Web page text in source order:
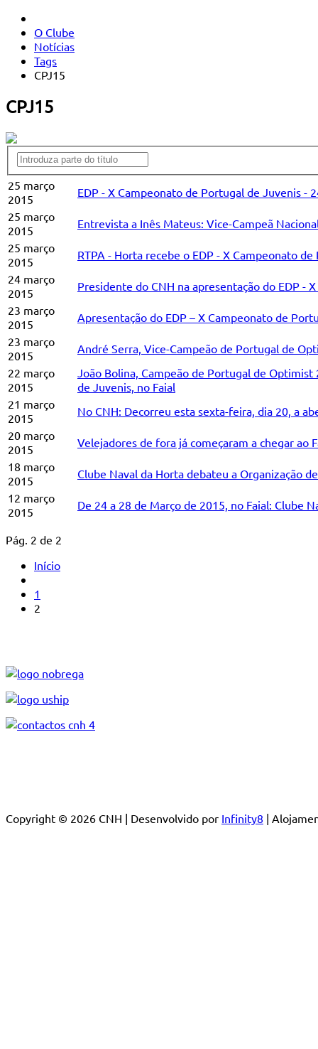
O Clube
Notícias
Tags
CPJ15
CPJ15
25 março
2015
EDP - X Campeonato de Portugal de Juvenis -
25 março
2015
Entrevista a Inês Mateus: Vice-Campeã
25 março
2015
RTPA - Horta recebe o EDP - X Campeonato
24 março
2015
Presidente do CNH na apresentação do EDP -
23 março
2015
Apresentação do EDP – X Campeonato de
23 março
2015
André Serra, Vice-Campeão de Portugal de
22 março
2015
João Bolina, Campeão de Portugal de Optimist
de Juvenis, no Faial
21 março
2015
No CNH: Decorreu esta sexta-feira, dia 20, a
20 março
2015
Velejadores de fora já começaram a chegar ao
18 março
2015
Clube Naval da Horta debateu a Organização
12 março
2015
De 24 a 28 de Março de 2015, no Faial: Clube
Pág. 2 de 2
Início
1
2
Copyright © 2026 CNH | Desenvolvido por Infinity8 |